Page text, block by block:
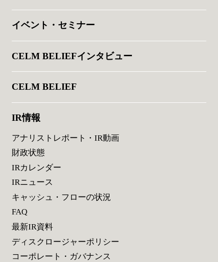
イベント・セミナー
CELM BELIEFインタビュー
CELM BELIEF
IR情報
アナリストレポート・IR動画
財政状態
IRカレンダー
IRニュース
キャッシュ・フローの状況
FAQ
最新IR資料
ディスクロージャーポリシー
コーポレート・ガバナンス